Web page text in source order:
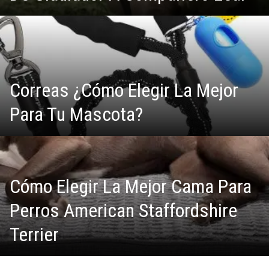
Correas ¿Cómo Elegir La Mejor
Para Tu Mascota?
Cómo Elegir La Mejor Cama Para
Perros American Staffordshire
Terrier